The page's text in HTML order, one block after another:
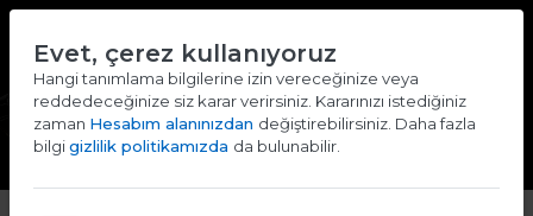
Giriş yap Kaydol
Evet, çerez kullanıyoruz
Hangi tanımlama bilgilerine izin vereceğinize veya
reddedeceğinize siz karar verirsiniz. Kararınızı istediğiniz
zaman Hesabım alanınızdan değiştirebilirsiniz. Daha fazla
bilgigizlilik politikamızda da bulunabilir.